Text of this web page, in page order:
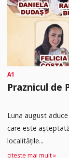
A1
Praznicul de
Luna august
care este
localitățile...
citește mai mult »